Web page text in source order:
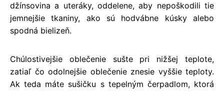
džínsovina a uteráky, oddelene, aby nepoškodili tie
jemnejšie tkaniny, ako sú hodvábne kúsky alebo
spodná bielizeň.
Chúlostivejšie oblečenie sušte pri nižšej teplote,
zatiaľ čo odolnejšie oblečenie znesie vyššie teploty.
Ak teda máte sušičku s tepelným čerpadlom, ktorá